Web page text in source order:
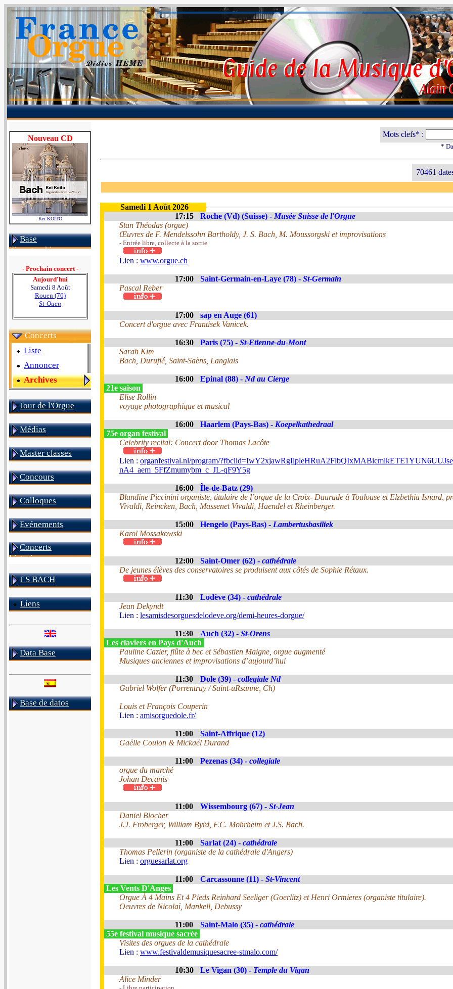
Nouveau CD
Kei KOÏTO
Base
discographique
- Prochain concert -
Aujourd'hui
Samedi 8 Août
Rouen (76)
St-Ouen
Concerts
Liste
Annoncer
Archives
Jour de l'Orgue
Médias
Master classes
Concours
Colloques
Evénements
Concerts
historiques
J S BACH
Liens
Data Base
Base de datos
Mots clefs* :
*
70461
Samedi 1 Août 2026
17:15
Roche (Vd) (Suisse) - Musée Suisse de l'Orgue
Stan Théodas (orgue)
Œuvres de F. Mendelssohn Bartholdy, J. S. Bach, M. Moussorgski et improvisations
- Entrée libre, collecte à la sortie
Lien : www.orgue.ch
17:00 Saint-Germain-en-Laye (78) - St-Germain
Pascal Reber
17:00
sap en Auge (61)
Concert d'orgue avec Frantisek Vanicek.
16:30 Paris (75) - St-Etienne-du-Mont
Sarah Kim
Bach, Duruflé, Saint-Saëns, Langlais
16:00 Epinal (88) - Nd au Cierge
21e saison
Elise Rollin
voyage photographique et musical
16:00 Haarlem (Pays-Bas) - Koepelkathedraal
75e organ festival
Celebrity recital: Concert door Thomas Lacôte
Lien : organfestival.nl/program/
nA4_aem_5FfZmumybm_c_JL-qF9Y5g
16:00
Île-de-Batz (29)
Blandine Piccinini organiste, titulaire de l’orgue de la Croix- Daurade à Toulouse et Elzbethia Isnard,
Vivaldi, Reincken, Bach, Massenet Vivaldi, Haendel et Rheinberger.
15:00 Hengelo (Pays-Bas) - Lambertusbasiliek
Karol Mossakowski
12:00 Saint-Omer (62) - cathédrale
De jeunes élèves des conservatoires se produisent aux côtés de Sophie Rétaux.
11:30 Lodève (34) - cathédrale
Jean Dekyndt
Lien : lesamisdesorguesdelodeve.org/demi-heures-dorgue/
11:30 Auch (32) - St-Orens
Les claviers en Pays d'Auch
Pauline Cazier, flûte à bec et Sébastien Maigne, orgue augmenté
Musiques anciennes et improvisations d’aujourd’hui
11:30 Dole (39) - collegiale Nd
Gabriel Wolfer (Porrentruy / Saint-uRsanne, Ch)
Louis et François Couperin
Lien : amisorguedole.fr/
11:00
Saint-Affrique (12)
Gaëlle Coulon & Mickaël Durand
11:00 Pezenas (34) - collegiale
orgue du marché
Johan Decanis
11:00 Wissembourg (67) - St-Jean
Daniel Blocher
J.J. Froberger, William Byrd, F.C. Mohrheim et J.S. Bach.
11:00 Sarlat (24) - cathédrale
Thomas Pellerin (organiste de la cathédrale d'Angers)
Lien : orguesarlat.org
11:00 Carcassonne (11) - St-Vincent
Les Vents D'Anges
Orgue À 4 Mains Et 4 Pieds Reinhard Seeliger (Goerlitz) et Henri Ormieres (organiste titulaire).
Oeuvres de Nicolaï, Mankell, Debussy
11:00 Saint-Malo (35) - cathédrale
55e festival musique sacrée
Visites des orgues de la cathédrale
Lien : www.festivaldemusiquesacree-stmalo.com/
10:30 Le Vigan (30) - Temple du Vigan
Alice Minder